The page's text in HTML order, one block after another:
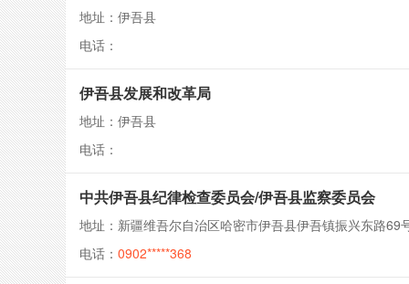
地址：伊吾县
电话：
伊吾县发展和改革局
地址：伊吾县
电话：
中共伊吾县纪律检查委员会/伊吾县监察委员会
地址：新疆维吾尔自治区哈密市伊吾县伊吾镇振兴东路69
电话： 0902*****368